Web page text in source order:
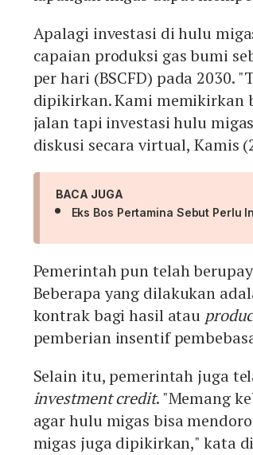
Apalagi investasi di hulu
capaian produksi gas bumi
per hari (BSCFD) pada 2030.
dipikirkan. Kami memikirkan
jalan tapi investasi hulu
diskusi secara virtual, Kamis
BACA JUGA
Eks Bos Pertamina Sebut Perlu
Pemerintah pun telah
Beberapa yang dilakukan
kontrak bagi hasil atau
pemberian insentif
Selain itu, pemerintah juga
investment credit. "Memang
agar hulu migas bisa
migas juga dipikirkan," kata